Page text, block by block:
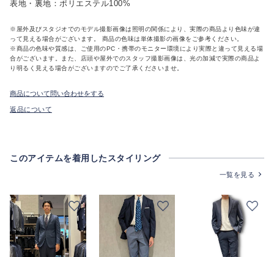
表地・裏地：ポリエステル100%
※屋外及びスタジオでのモデル撮影画像は照明の関係により、実際の商品より色味が違
って見える場合がございます。 商品の色味は単体撮影の画像をご参考ください。
※商品の色味や質感は、ご使用のPC・携帯のモニター環境により実際と違って見える場
合がございます。また、店頭や屋外でのスタッフ撮影画像は、光の加減で実際の商品よ
り明るく見える場合がございますのでご了承くださいませ。
商品について問い合わせをする
返品について
このアイテムを着用したスタイリング
一覧を見る